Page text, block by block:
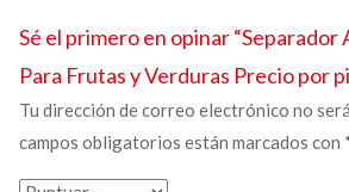
Sé el primero en opinar “Separador
Para Frutas y Verduras Precio por
Tu dirección de correo electrónico no
campos obligatorios están marcados con